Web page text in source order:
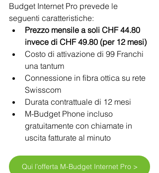
Budget Internet Pro prevede le
seguenti caratteristiche:
Prezzo mensile a soli CHF 44.80
invece di CHF 49.80 (per 12 mesi)
Costo di attivazione di 99 Franchi
una tantum
Connessione in fibra ottica su rete
Swisscom
Durata contrattuale di 12 mesi
M-Budget Phone incluso
gratuitamente con chiamate in
uscita fatturate al minuto
Qui l’offerta M-Budget Internet Pro >